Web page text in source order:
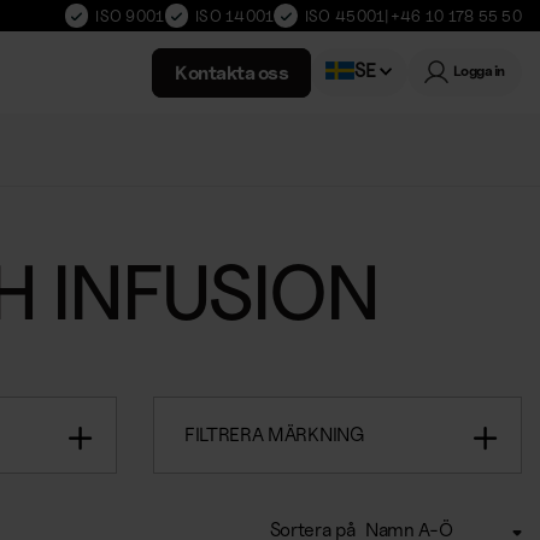
ISO 9001 ISO 14001 ISO 45001 | +46 10 178 55 50
Kontakta oss SE Logga in
INFUSION
FILTRERA MÄRKNING
Sortera på Namn A-Ö